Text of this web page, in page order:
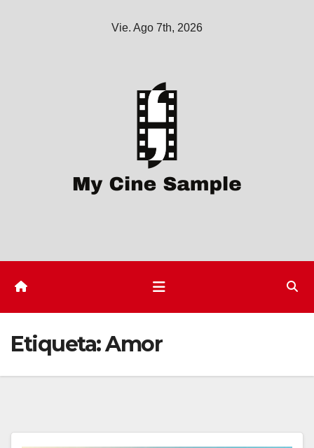
Vie. Ago 7th, 2026
Etiqueta:Amor